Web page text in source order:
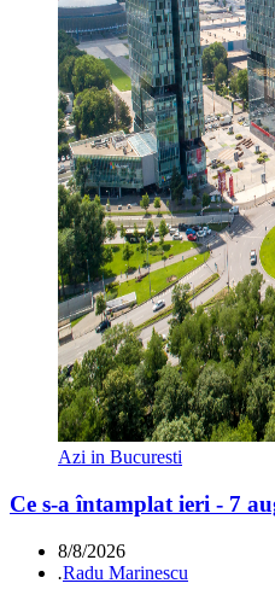
Azi in Bucuresti
Ce s-a întamplat ieri - 7
8/8/2026
.Radu Marinescu